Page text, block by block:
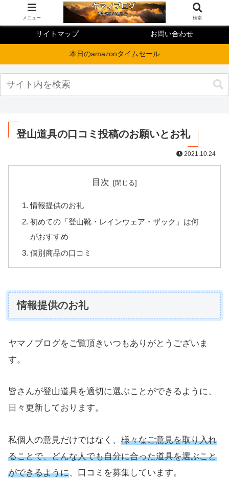
サイトマップ お問い合わせ
本日のamazonタイムセール
登山道具の口コミ投稿のお願いとお礼
2021.10.24
目次
情報提供のお礼
初めての「登山靴・レインウェア・ザック」は何
がおすすめ
個別商品の口コミ
情報提供のお礼
ヤマノブログをご覧頂きいつもありがとうございま
す。
皆さんが登山道具を適切に選ぶことができるように、
日々更新しております。
私個人の意見だけではなく、 様々なご意見を取り入れ
ることで、どんな人でも自分に合った道具を選ぶこと
ができるように、口コミを募集しています。
メニュー 検索